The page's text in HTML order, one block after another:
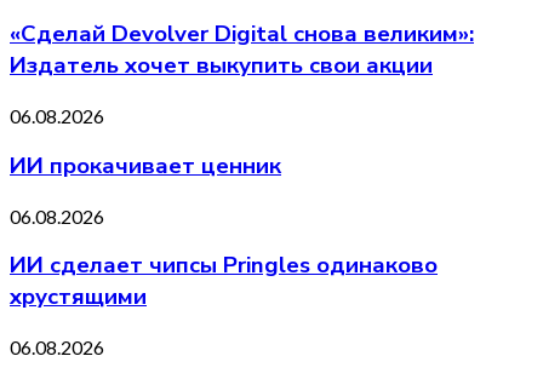
«Сделай Devolver Digital снова великим»:
Издатель хочет выкупить свои акции
06.08.2026
ИИ прокачивает ценник
06.08.2026
ИИ сделает чипсы Pringles одинаково
хрустящими
06.08.2026